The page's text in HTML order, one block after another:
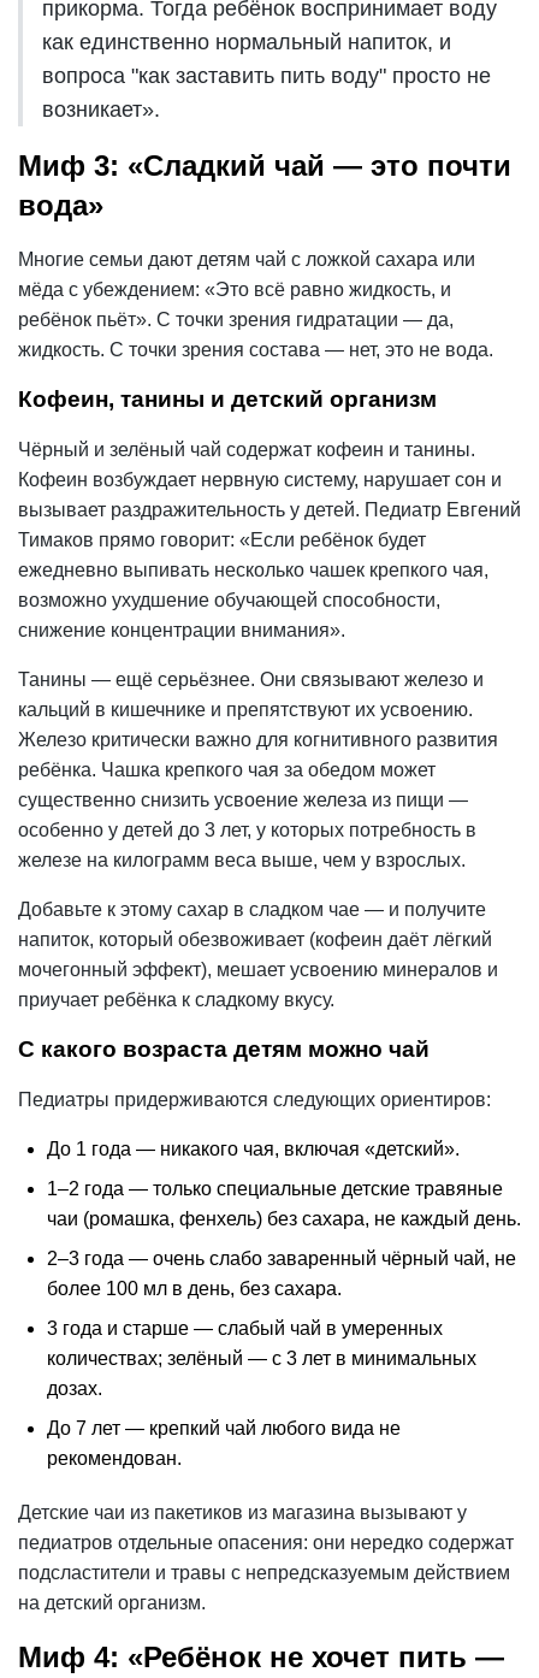
прикорма. Тогда ребёнок воспринимает воду
как единственно нормальный напиток, и
вопроса "как заставить пить воду" просто не
возникает».
Миф 3: «Сладкий чай — это почти
вода»
Многие семьи дают детям чай с ложкой сахара или
мёда с убеждением: «Это всё равно жидкость, и
ребёнок пьёт». С точки зрения гидратации — да,
жидкость. С точки зрения состава — нет, это не вода.
Кофеин, танины и детский организм
Чёрный и зелёный чай содержат кофеин и танины.
Кофеин возбуждает нервную систему, нарушает сон и
вызывает раздражительность у детей. Педиатр Евгений
Тимаков прямо говорит: «Если ребёнок будет
ежедневно выпивать несколько чашек крепкого чая,
возможно ухудшение обучающей способности,
снижение концентрации внимания».
Танины — ещё серьёзнее. Они связывают железо и
кальций в кишечнике и препятствуют их усвоению.
Железо критически важно для когнитивного развития
ребёнка. Чашка крепкого чая за обедом может
существенно снизить усвоение железа из пищи —
особенно у детей до 3 лет, у которых потребность в
железе на килограмм веса выше, чем у взрослых.
Добавьте к этому сахар в сладком чае — и получите
напиток, который обезвоживает (кофеин даёт лёгкий
мочегонный эффект), мешает усвоению минералов и
приучает ребёнка к сладкому вкусу.
С какого возраста детям можно чай
Педиатры придерживаются следующих ориентиров:
До 1 года — никакого чая, включая «детский».
1–2 года — только специальные детские травяные
чаи (ромашка, фенхель) без сахара, не каждый день.
2–3 года — очень слабо заваренный чёрный чай, не
более 100 мл в день, без сахара.
3 года и старше — слабый чай в умеренных
количествах; зелёный — с 3 лет в минимальных
дозах.
До 7 лет — крепкий чай любого вида не
рекомендован.
Детские чаи из пакетиков из магазина вызывают у
педиатров отдельные опасения: они нередко содержат
подсластители и травы с непредсказуемым действием
на детский организм.
Миф 4: «Ребёнок не хочет пить —